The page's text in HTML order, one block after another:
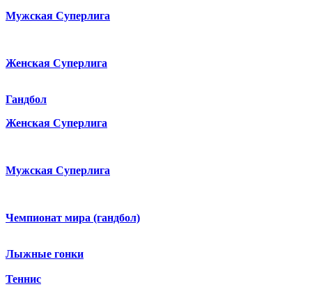
Мужская Суперлига
Женская Суперлига
Гандбол
Женская Суперлига
Мужская Суперлига
Чемпионат мира (гандбол)
Лыжные гонки
Теннис